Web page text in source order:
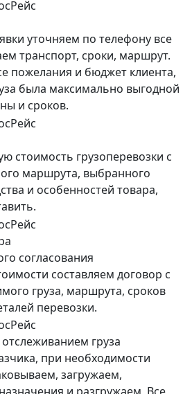
уточняем по телефону все
транспорт, сроки, маршрут.
пожелания и бюджет клиента,
была максимально выгодной
и сроков.
стоимость грузоперевозки с
маршрута, выбранного
и особенностей товара,
согласования
составляем договор с
груза, маршрута, сроков
перевозки.
груза
при необходимости
загружаем,